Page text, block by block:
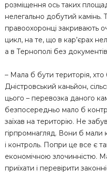
розміщення ось таких
нелегально добутий
правоохоронці закривають
цикл, на те, що в кар’єрах
а в Тернополі без
– Мала б бути територія, хто
Дністровський каньйон,
цього – перевозка даного
безпосередньо мало б
заїхав на територію. Не
гірпромнагляд. Вони б
і контроль. Попри це все є
економічною злочинністю.
приїхати і перевірити